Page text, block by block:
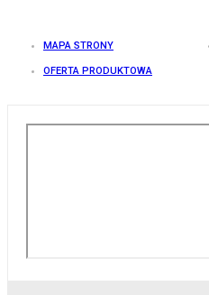
MAPA STRONY
OFERTA PRODUKTOWA